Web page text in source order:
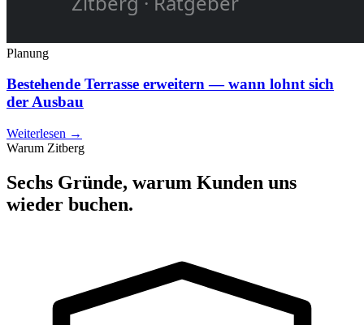
Planung
Bestehende Terrasse erweitern — wann lohnt sich
der Ausbau
Weiterlesen →
Warum Zitberg
Sechs Gründe, warum Kunden uns
wieder buchen.